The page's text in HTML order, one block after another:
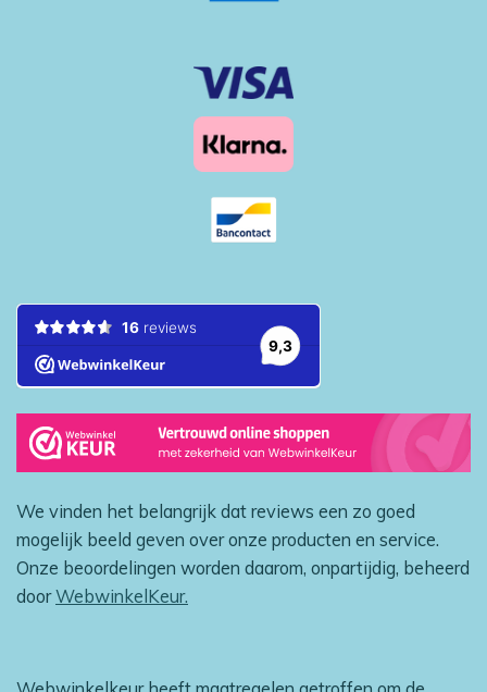
We vinden het belangrijk dat reviews een zo goed
mogelijk beeld geven over onze producten en service.
Onze beoordelingen worden daarom, onpartijdig, beheerd
doorWebwinkelKeur.